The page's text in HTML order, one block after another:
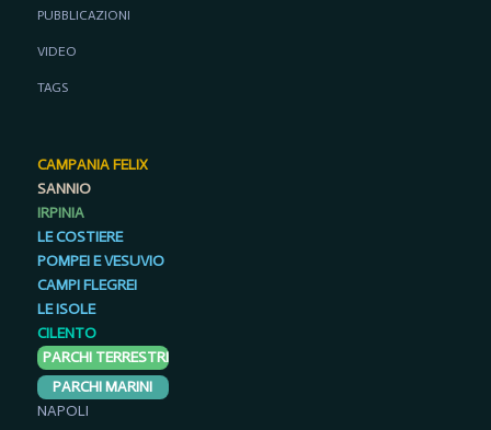
PUBBLICAZIONI
VIDEO
TAGS
CAMPANIA FELIX
SANNIO
IRPINIA
LE COSTIERE
POMPEI E VESUVIO
CAMPI FLEGREI
LE ISOLE
CILENTO
PARCHI TERRESTRI
PARCHI MARINI
NAPOLI